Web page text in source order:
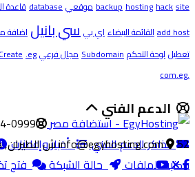
backuphostinghacksite موقعيdatabaseقاعدة
add hostالقائمة البيضاءاي بيسي بانيل اضافة
تعطيللوحة التحكمSubdomainمجال فرعي.eg
.com.eg
الدعم الفني
تذاكر الدعم الفني أخبار وإعلانات
مكتبة الملفات
حالة الشبكة فتح
0999
info@egyhosting.com 52 ش الطيران, مدينة نصر, القاهره